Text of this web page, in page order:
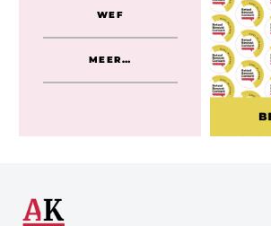
WEF
MEER…